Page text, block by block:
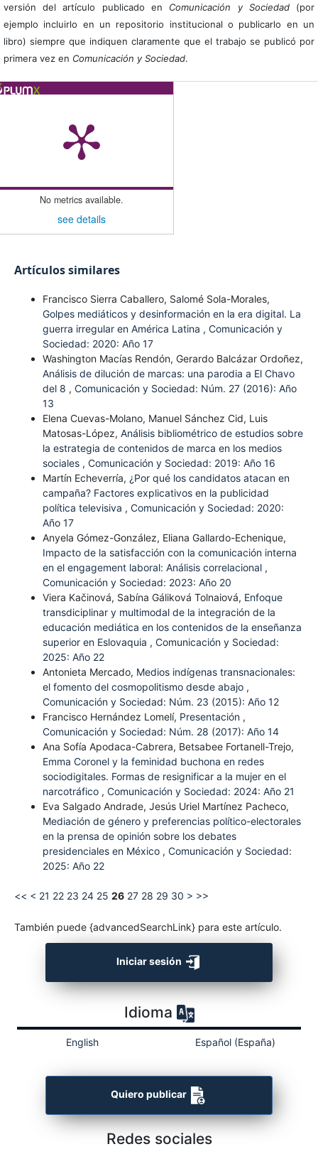
versión del artículo publicado en Comunicación y Sociedad(por
ejemplo incluirlo en un repositorio institucional o publicarlo en un
libro) siempre que indiquen claramente que el trabajo se publicó por
primera vez en Comunicación y Sociedad.
No metrics available.
see details
Artículos similares
Francisco Sierra Caballero, Salomé Sola-Morales,
Golpes mediáticos y desinformación en la era digital. La
guerra irregular en América Latina , Comunicación y
Sociedad: 2020: Año 17
Washington Macías Rendón, Gerardo Balcázar Ordoñez,
Análisis de dilución de marcas: una parodia a El Chavo
del 8 , Comunicación y Sociedad: Núm. 27 (2016): Año
13
Elena Cuevas-Molano, Manuel Sánchez Cid, Luis
Matosas-López, Análisis bibliométrico de estudios sobre
la estrategia de contenidos de marca en los medios
sociales , Comunicación y Sociedad: 2019: Año 16
Martín Echeverría, ¿Por qué los candidatos atacan en
campaña? Factores explicativos en la publicidad
política televisiva , Comunicación y Sociedad: 2020:
Año 17
Anyela Gómez-González, Eliana Gallardo-Echenique,
Impacto de la satisfacción con la comunicación interna
en el engagement laboral: Análisis correlacional ,
Comunicación y Sociedad: 2023: Año 20
Viera Kačinová, Sabína Gáliková Tolnaiová, Enfoque
transdiciplinar y multimodal de la integración de la
educación mediática en los contenidos de la enseñanza
superior en Eslovaquia , Comunicación y Sociedad:
2025: Año 22
Antonieta Mercado, Medios indígenas transnacionales:
el fomento del cosmopolitismo desde abajo ,
Comunicación y Sociedad: Núm. 23 (2015): Año 12
Francisco Hernández Lomelí, Presentación ,
Comunicación y Sociedad: Núm. 28 (2017): Año 14
Ana Sofía Apodaca-Cabrera, Betsabee Fortanell-Trejo,
Emma Coronel y la feminidad buchona en redes
sociodigitales. Formas de resignificar a la mujer en el
narcotráfico , Comunicación y Sociedad: 2024: Año 21
Eva Salgado Andrade, Jesús Uriel Martínez Pacheco,
Mediación de género y preferencias político-electorales
en la prensa de opinión sobre los debates
presidenciales en México , Comunicación y Sociedad:
2025: Año 22
<< < 21 22 23 24 25 26 27 28 29 30 > >>
También puede {advancedSearchLink} para este artículo.
Iniciar sesión
Idioma
English Español (España)
Quiero publicar
Redes sociales